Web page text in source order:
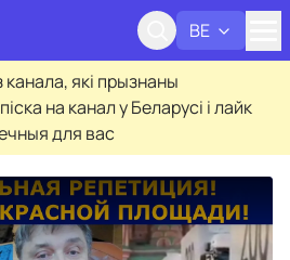
BE
канала, які прызнаны
на канал у Беларусі і лайк
для вас